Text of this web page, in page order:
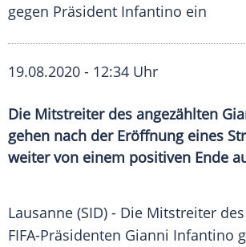
gegen Präsident Infantino ein
19.08.2020 - 12:34 Uhr
Die Mitstreiter des angezählten
gehen nach der Eröffnung eines
weiter von einem positiven Ende
Lausanne (SID) - Die Mitstreiter
FIFA-Präsidenten Gianni Infantino